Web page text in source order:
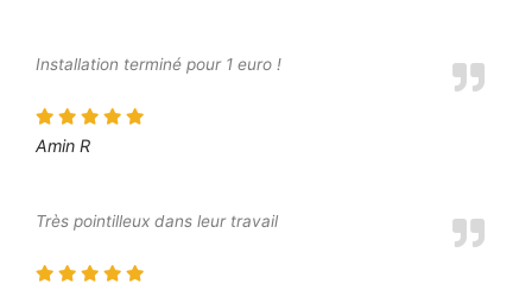
Installation terminé pour 1 euro !
Amin R
Très pointilleux dans leur travail